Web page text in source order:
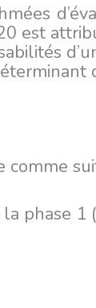
est
comme
phase 1